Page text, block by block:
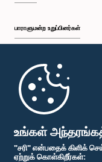
உங்கள்
"சரி" என்பதைக் கிளிக்
ஏற்றுக் கொள்கிறீர்கள்:
பாராளுமன்ற உறுப்பினர்கள்
முதற்பக்கம்
பாராளுமன்ற கையடக்க செயலி